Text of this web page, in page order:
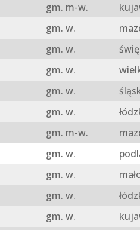
gm. m-w.
gm. w.
gm. w.
gm. w.
gm. w.
gm. w.
gm. m-w.
gm. w.
gm. w.
gm. w.
gm. w.